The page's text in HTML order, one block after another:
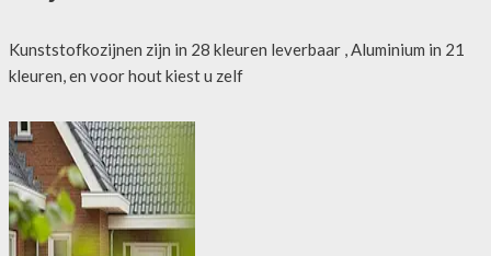
Kunststofkozijnen zijn in 28 kleuren leverbaar , Aluminium in 21
kleuren, en voor hout kiest u zelf